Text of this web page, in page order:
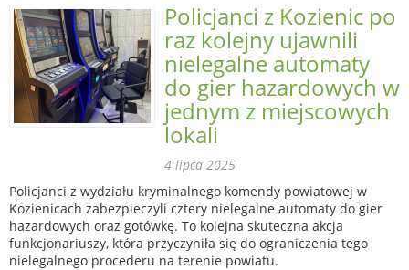
Policjanci z Kozienic po
raz kolejny ujawnili
nielegalne automaty
do gier hazardowych w
jednym z miejscowych
lokali
4 lipca 2025
Policjanci z wydziału kryminalnego komendy powiatowej w
Kozienicach zabezpieczyli cztery nielegalne automaty do gier
hazardowych oraz gotówkę. To kolejna skuteczna akcja
funkcjonariuszy, która przyczyniła się do ograniczenia tego
nielegalnego procederu na terenie powiatu.